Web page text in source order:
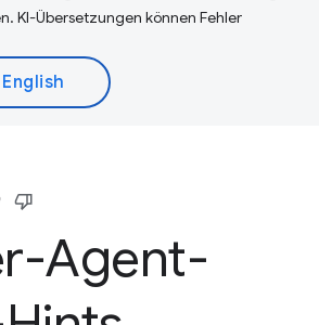
KI-Übersetzungen können Fehler
Agent-